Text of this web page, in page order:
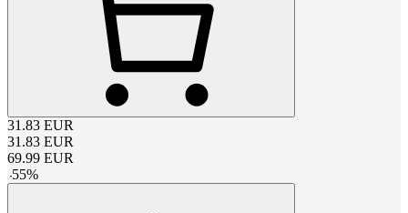
31.83 EUR
31.83 EUR
69.99 EUR
-55%